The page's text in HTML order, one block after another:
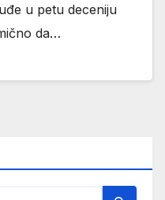
u petu deceniju
da…